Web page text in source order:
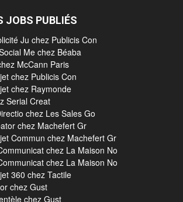
JOBS PUBLIÉS
Ju chez Publicis Con
Me chez Béaba
McCann Paris
chez Publicis Con
chez Raymonde
Serial Creat
chez Les Sales Go
chez Machefert Gr
Commun chez Machefert Gr
chez La Maison No
chez La Maison No
360 chez Tactile
chez Gust
chez Gust